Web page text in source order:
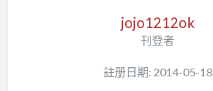
jojo1212ok
刊登者
註册日期: 2014-05-18